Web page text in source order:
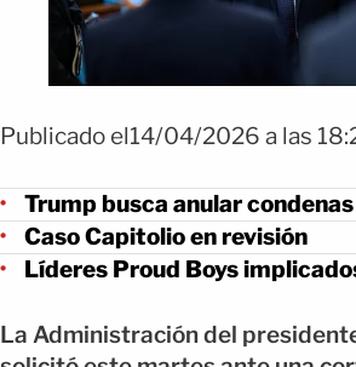
Publicado el14/04/2026 a las
Trump busca anular condenas
Caso Capitolio en revisión
Líderes Proud Boys
La Administración del